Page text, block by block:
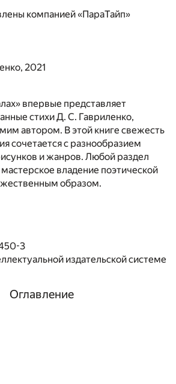
компанией «ПараТайп»
2021
впервые представляет
стихи Д. С. Гавриленко,
автором. В этой книге свежесть
сочетается с разнообразием
и жанров. Любой раздел
владение поэтической
образом.
3
издательской системе
Оглавление